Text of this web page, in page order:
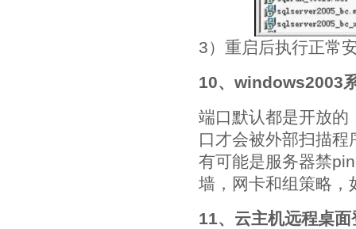
3）重启后执行正常
10、windows2003
端口默认都是开放的
口才会被外部扫描
有可能是服务器禁
墙，网卡和组策略，
11、云主机远程桌